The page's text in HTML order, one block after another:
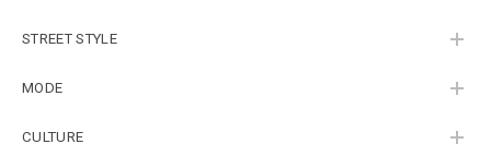
STREET STYLE
MODE
CULTURE